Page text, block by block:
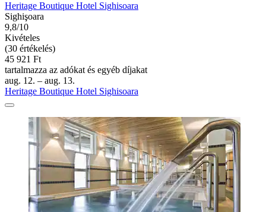
Heritage Boutique Hotel Sighisoara
Sighişoara
9,8/10
Kivételes
(30 értékelés)
45 921 Ft
tartalmazza az adókat és egyéb díjakat
aug. 12. – aug. 13.
Heritage Boutique Hotel Sighisoara